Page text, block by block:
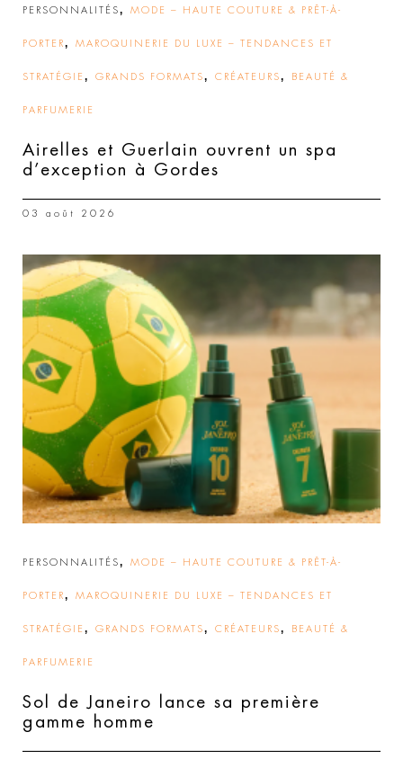
PERSONNALITÉS, MODE – HAUTE COUTURE & PRÊT-À-
PORTER, MAROQUINERIE DU LUXE – TENDANCES ET
STRATÉGIE , GRANDS FORMATS, CRÉATEURS, BEAUTÉ &
PARFUMERIE
Airelles et Guerlain ouvrent un spa
d’exception à Gordes
03 août 2026
PERSONNALITÉS, MODE – HAUTE COUTURE & PRÊT-À-
PORTER, MAROQUINERIE DU LUXE – TENDANCES ET
STRATÉGIE , GRANDS FORMATS, CRÉATEURS, BEAUTÉ &
PARFUMERIE
Sol de Janeiro lance sa première
gamme homme